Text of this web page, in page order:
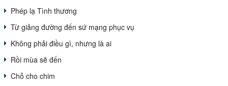
Phép lạ Tình thương
Từ giảng đường đến sứ mạng phục vụ
Không phải điều gì, nhưng là ai
Rồi mùa sẽ đến
Chỗ cho chim